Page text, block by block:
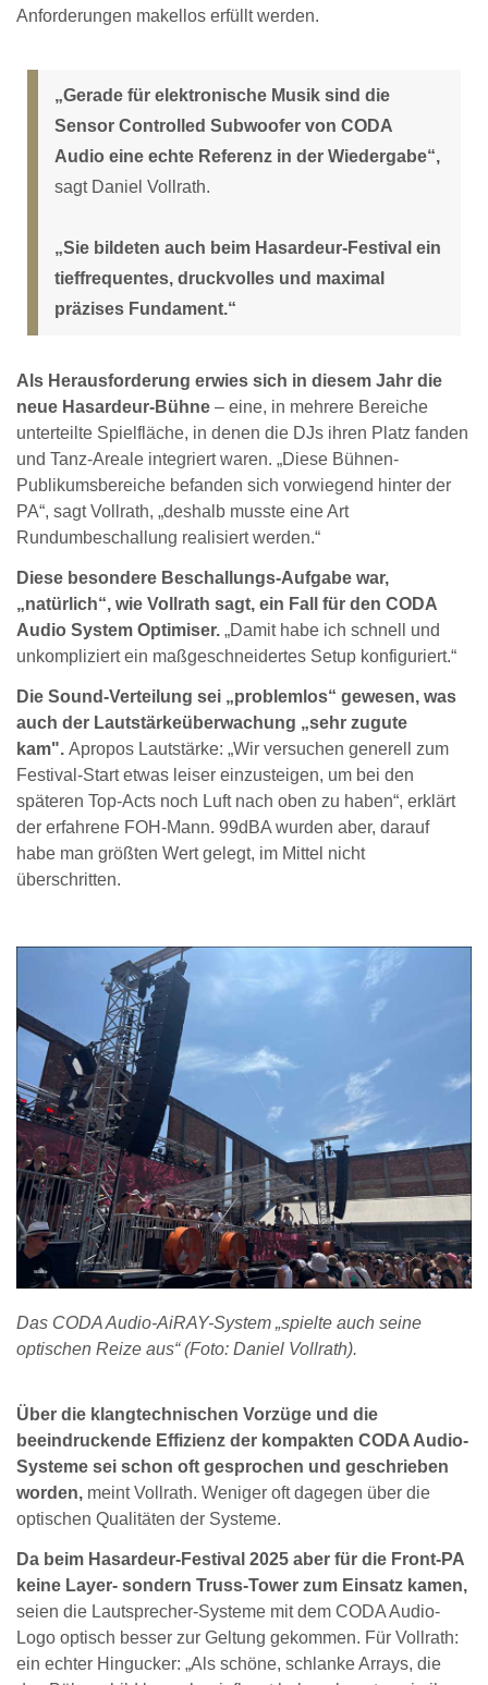
Anforderungen makellos erfüllt werden.
„Gerade für elektronische Musik sind die
Sensor Controlled Subwoofer von CODA
Audio eine echte Referenz in der Wiedergabe“,
sagt Daniel Vollrath.
„Sie bildeten auch beim Hasardeur-Festival ein
tieffrequentes, druckvolles und maximal
präzises Fundament.“
Als Herausforderung erwies sich in diesem Jahr die
neue Hasardeur-Bühne – eine, in mehrere Bereiche
unterteilte Spielfläche, in denen die DJs ihren Platz fanden
und Tanz-Areale integriert waren. „Diese Bühnen-
Publikumsbereiche befanden sich vorwiegend hinter der
PA“, sagt Vollrath, „deshalb musste eine Art
Rundumbeschallung realisiert werden.“
Diese besondere Beschallungs-Aufgabe war,
„natürlich“, wie Vollrath sagt, ein Fall für den CODA
Audio System Optimiser. „Damit habe ich schnell und
unkompliziert ein maßgeschneidertes Setup konfiguriert.“
Die Sound-Verteilung sei „problemlos“ gewesen, was
auch der Lautstärkeüberwachung „sehr zugute
kam". Apropos Lautstärke: „Wir versuchen generell zum
Festival-Start etwas leiser einzusteigen, um bei den
späteren Top-Acts noch Luft nach oben zu haben“, erklärt
der erfahrene FOH-Mann. 99dBA wurden aber, darauf
habe man größten Wert gelegt, im Mittel nicht
überschritten.
Das CODA Audio-AiRAY-System „spielte auch seine
optischen Reize aus“ (Foto: Daniel Vollrath).
Über die klangtechnischen Vorzüge und die
beeindruckende Effizienz der kompakten CODA Audio-
Systeme sei schon oft gesprochen und geschrieben
worden, meint Vollrath. Weniger oft dagegen über die
optischen Qualitäten der Systeme.
Da beim Hasardeur-Festival 2025 aber für die Front-PA
keine Layer- sondern Truss-Tower zum Einsatz kamen,
seien die Lautsprecher-Systeme mit dem CODA Audio-
Logo optisch besser zur Geltung gekommen. Für Vollrath:
ein echter Hingucker: „Als schöne, schlanke Arrays, die